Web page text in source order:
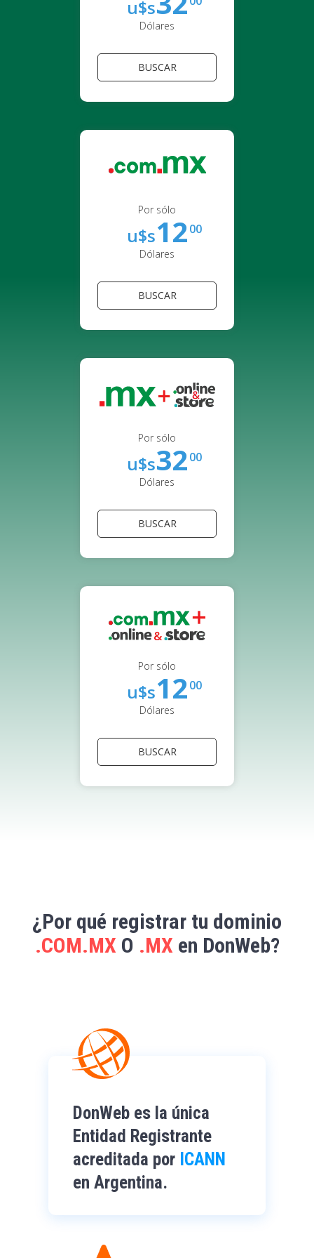
u$s
Dólares
BUSCAR
Por sólo
u$s1200
Dólares
BUSCAR
Por sólo
u$s3200
Dólares
BUSCAR
Por sólo
u$s1200
Dólares
BUSCAR
¿Por qué registrar tu dominio
.COM.MX O .MX en DonWeb?
DonWeb es la única
Entidad Registrante
acreditada por ICANN
en Argentina.